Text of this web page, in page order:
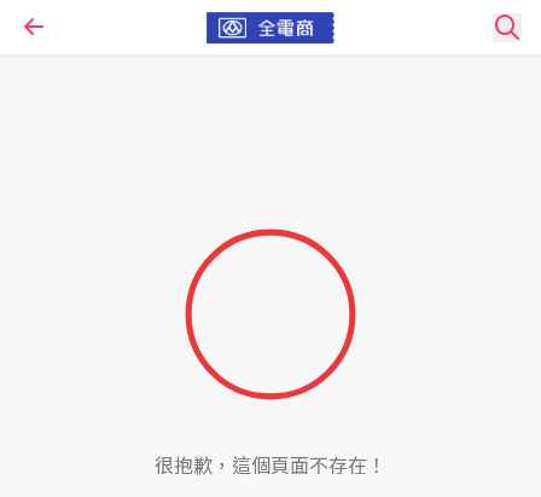
很抱歉，這個頁面不存在！